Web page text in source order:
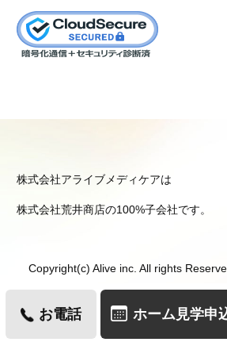
株式会社アライブメディケアは
株式会社荒井商店の100%子会社です。
Copyright(c) Alive inc. All rights
お電話 ホーム見学申